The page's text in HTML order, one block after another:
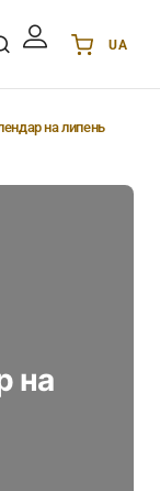
UA
на липень
на